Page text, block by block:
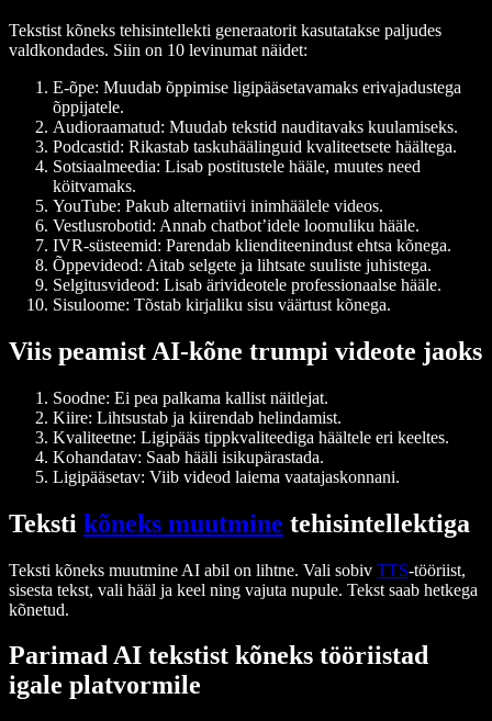
Tekstist kõneks tehisintellekti generaatorit kasutatakse paljudes
valdkondades. Siin on 10 levinumat näidet:
E-õpe: Muudab õppimise ligipääsetavamaks erivajadustega
õppijatele.
Audioraamatud: Muudab tekstid nauditavaks kuulamiseks.
Podcastid: Rikastab taskuhäälinguid kvaliteetsete häältega.
Sotsiaalmeedia: Lisab postitustele hääle, muutes need
köitvamaks.
YouTube: Pakub alternatiivi inimhäälele videos.
Vestlusrobotid: Annab chatbot’idele loomuliku hääle.
IVR-süsteemid: Parendab klienditeenindust ehtsa kõnega.
Õppevideod: Aitab selgete ja lihtsate suuliste juhistega.
Selgitusvideod: Lisab ärivideotele professionaalse hääle.
Sisuloome: Tõstab kirjaliku sisu väärtust kõnega.
Viis peamist AI-kõne trumpi videote jaoks
Soodne: Ei pea palkama kallist näitlejat.
Kiire: Lihtsustab ja kiirendab helindamist.
Kvaliteetne: Ligipääs tippkvaliteediga häältele eri keeltes.
Kohandatav: Saab hääli isikupärastada.
Ligipääsetav: Viib videod laiema vaatajaskonnani.
Teksti kõneks muutmine tehisintellektiga
Teksti kõneks muutmine AI abil on lihtne. Vali sobiv TTS-tööriist,
sisesta tekst, vali hääl ja keel ning vajuta nupule. Tekst saab hetkega
kõnetud.
Parimad AI tekstist kõneks tööriistad
igale platvormile